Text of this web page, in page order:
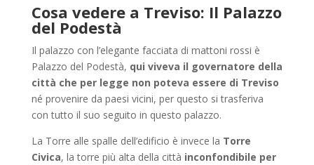
Cosa vedere a Treviso: Il Palazzo
del Podestà
Il palazzo con l’elegante facciata di mattoni rossi è
Palazzo del Podestà, qui viveva il governatore della
città che per legge non poteva essere di Treviso
né provenire da paesi vicini, per questo si trasferiva
con tutto il suo seguito in questo palazzo.
La Torre alle spalle dell’edificio è invece la Torre
Civica, la torre più alta della città inconfondibile per